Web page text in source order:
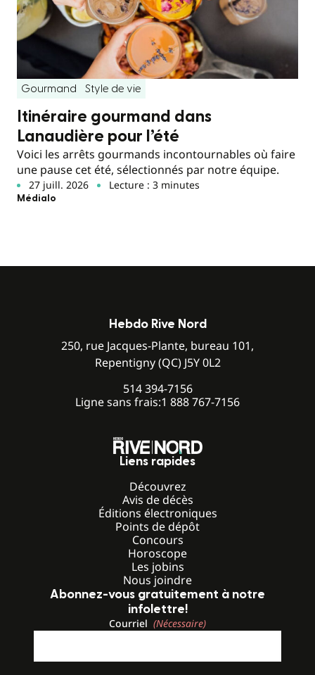
Gourmand Style de vie
Itinéraire gourmand dans
Lanaudière pour l’été
Voici les arrêts gourmands incontournables où faire
une pause cet été, sélectionnés par notre équipe.
27 juill. 2026 Lecture : 3 minutes
Médialo
Hebdo Rive Nord
250, rue Jacques-Plante, bureau 101,
Repentigny (QC) J5Y 0L2
514 394-7156
Ligne sans frais:1 888 767-7156
Liens rapides
Découvrez
Avis de décès
Éditions électroniques
Points de dépôt
Concours
Horoscope
Les jobins
Nous joindre
Abonnez-vous gratuitement à notre
infolettre!
Courriel (Nécessaire)